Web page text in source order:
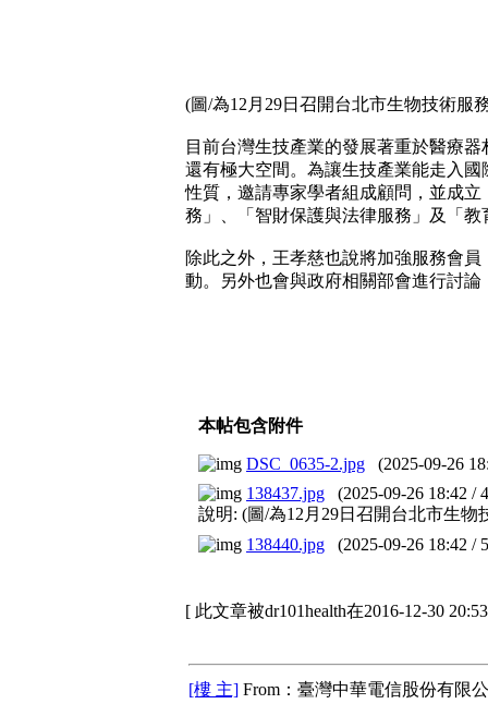
(圖/為12月29日召開台北市生物技術服
目前台灣生技產業的發展著重於醫療
還有極大空間。為讓生技產業能走入
性質，邀請專家學者組成顧問，並成
務」、「智財保護與法律服務」及「
除此之外，王孝慈也說將加強服務會
動。另外也會與政府相關部會進行討
本帖包含附件
DSC_0635-2.jpg (2025-09-26
138437.jpg
(2025-09-26 18:42 /
說明: (圖/為12月29日召開台北市生
138440.jpg
(2025-09-26 18:42 /
[ 此文章被dr101health在2016-12-30
[樓 主] From：臺灣中華電信股份有限